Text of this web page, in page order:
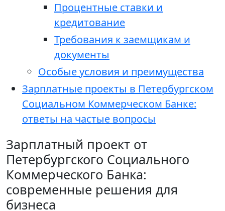
Процентные ставки и
кредитование
Требования к заемщикам и
документы
Особые условия и преимущества
Зарплатные проекты в Петербургском
Социальном Коммерческом Банке:
ответы на частые вопросы
Зарплатный проект от
Петербургского Социального
Коммерческого Банка:
современные решения для
бизнеса